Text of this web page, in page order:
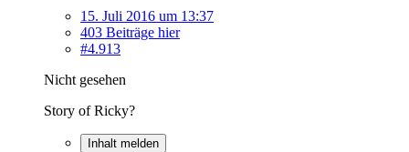
15. Juli 2016 um 13:37
403 Beiträge hier
#4.913
Nicht gesehen
Story of Ricky?
Inhalt melden